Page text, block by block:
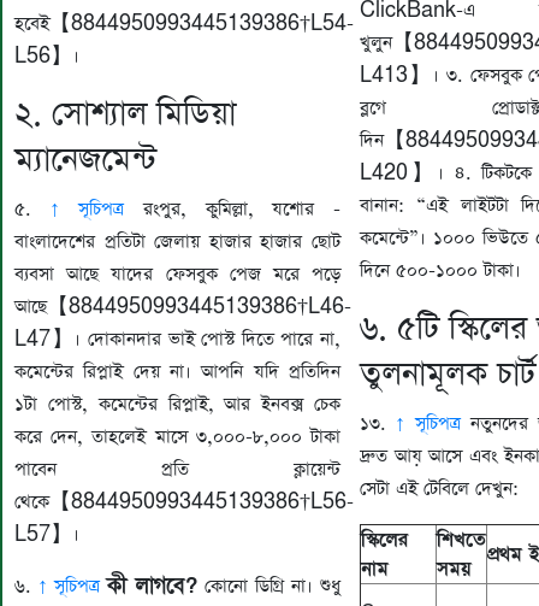
হবেই【8844950993445139386†L54-
L56】।
২. সোশ্যাল মিডিয়া
ম্যানেজমেন্ট
৫. ↑ সূচিপত্ররংপুর, কুমিল্লা, যশোর -
বাংলাদেশের প্রতিটা জেলায় হাজার হাজার ছোট
ব্যবসা আছে যাদের ফেসবুক পেজ মরে পড়ে
আছে【8844950993445139386†L46-
L47】। দোকানদার ভাই পোস্ট দিতে পারে না,
কমেন্টের রিপ্লাই দেয় না। আপনি যদি প্রতিদিন
১টা পোস্ট, কমেন্টের রিপ্লাই, আর ইনবক্স চেক
করে দেন, তাহলেই মাসে ৩,০০০-৮,০০০ টাকা
পাবেন প্রতি ক্লায়েন্ট
থেকে【8844950993445139386†L56-
L57】।
৬. ↑ সূচিপত্র কী লাগবে? কোনো ডিগ্রি না। শুধু
ClickBank-এ
খুলুন【
L413】। ৩. ফেসবুক
ব্লগে
দিন【
L420】। ৪. টিকটকে
বানান: “এই লাইটটা
কমেন্টে”। ১০০০
দিনে ৫০০-১০০০ টাকা।
৬. ৫টি
তুলনামূলক চার্ট
১৩. ↑ সূচিপত্রনতুনদের
দ্রুত আয় আসে এবং
সেটা এই টেবিলে দেখুন:
স্কিলের
নাম
শিখতে
সময়
প্রথম